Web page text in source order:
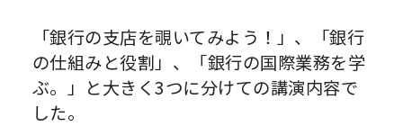
「銀行の支店を覗いてみよう！」、「銀行
の仕組みと役割」、「銀行の国際業務を学
ぶ。」と大きく3つに分けての講演内容で
した。